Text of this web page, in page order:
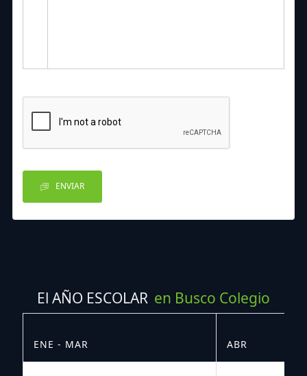
ENVIAR
El AÑO ESCOLAR en Busco Colegio
ENE - MAR ABR